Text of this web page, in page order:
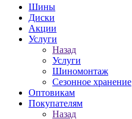
Шины
Диски
Акции
Услуги
Назад
Услуги
Шиномонтаж
Сезонное хранение
Оптовикам
Покупателям
Назад